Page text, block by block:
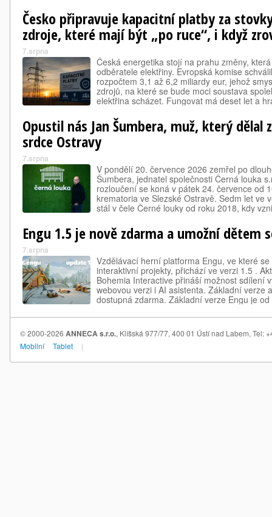
Česko připravuje kapacitní platby za
zdroje, které mají být „po ruce“, i když
7.srpna
Česká energetika stojí na prahu změny,
odběratele elektřiny. Evropská komise
rozpočtem 3,1 až 6,2 miliardy eur, jehož
zdrojů, na které se bude moci soustava
elektřina scházet. Fungovat má deset let a
Opustil nás Jan Šumbera, muž, který dělal
srdce Ostravy
7.srpna
V pondělí 20. července 2026 zemřel po
Šumbera, jednatel společnosti Černá louka
rozloučení se koná v pátek 24. července od
krematoria ve Slezské Ostravě. Sedm let ve
stál v čele Černé louky od roku 2018, kdy
Engu 1.5 je nově zdarma a umožní dětem
7.srpna
Vzdělávací herní platforma Engu, ve které
interaktivní projekty, přichází ve verzi 1.5 .
Bohemia Interactive přináší možnost sdílení
webovou verzi i AI asistenta. Základní verze
dostupná zdarma. Základní verze Engu je
© 2000-2026 ANNECA s.r.o., Klíšská 977/77, 400 01 Ústí nad Labem, Tel:
Mobilní
Tablet |